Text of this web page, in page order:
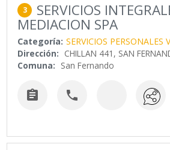
3 SERVICIOS
MEDIACION SPA
Categoría: SERVICIOS PERSONALES
Dirección: CHILLAN 441, SAN
Comuna: San Fernando
 